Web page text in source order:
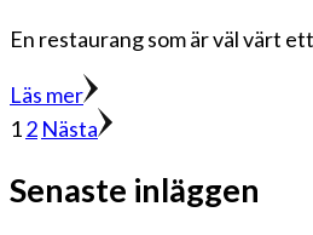
En restaurang som är väl värt
Läs mer
Sidnumrering
inlägg
Sida
1Sida
2 Nästa
Senaste inläggen